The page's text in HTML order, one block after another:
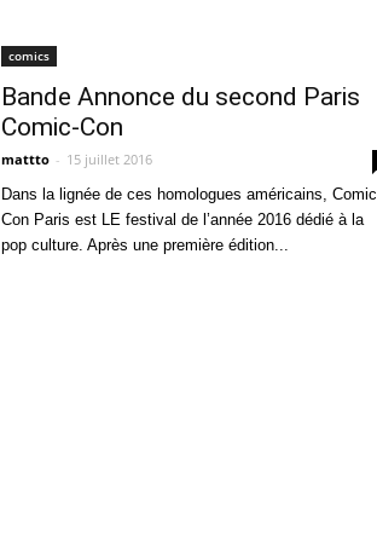
comics
Bande Annonce du second Paris
Comic-Con
mattto - 15 juillet 2016
Dans la lignée de ces homologues américains, Comic
Con Paris est LE festival de l’année 2016 dédié à la
pop culture. Après une première édition...